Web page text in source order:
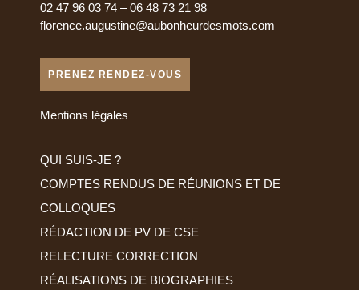
02 47 96 03 74 – 06 48 73 21 98
florence.augustine@aubonheurdesmots.com
PRENEZ RENDEZ-VOUS
Mentions légales
QUI SUIS-JE ?
COMPTES RENDUS DE RÉUNIONS ET DE
COLLOQUES
RÉDACTION DE PV DE CSE
RELECTURE CORRECTION
RÉALISATIONS DE BIOGRAPHIES